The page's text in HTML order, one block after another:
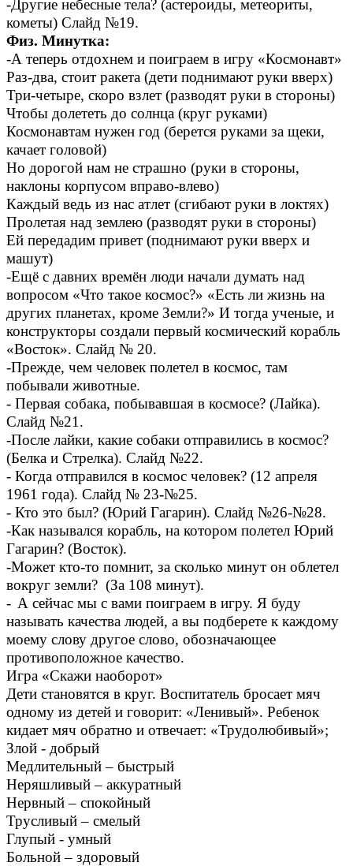
-Другие небесные тела? (астероиды, метеориты,
кометы) Слайд №19.
Физ. Минутка:
-А теперь отдохнем и поиграем в игру «Космонавт»
Раз-два, стоит ракета (дети поднимают руки вверх)
Три-четыре, скоро взлет (разводят руки в стороны)
Чтобы долететь до солнца (круг руками)
Космонавтам нужен год (берется руками за щеки,
качает головой)
Но дорогой нам не страшно (руки в стороны,
наклоны корпусом вправо-влево)
Каждый ведь из нас атлет (сгибают руки в локтях)
Пролетая над землею (разводят руки в стороны)
Ей передадим привет (поднимают руки вверх и
машут)
-Ещё с давних времён люди начали думать над
вопросом «Что такое космос?» «Есть ли жизнь на
других планетах, кроме Земли?» И тогда ученые, и
конструкторы создали первый космический корабль
«Восток». Слайд № 20.
-Прежде, чем человек полетел в космос, там
побывали животные.
- Первая собака, побывавшая в космосе? (Лайка).
Слайд №21.
-После лайки, какие собаки отправились в космос?
(Белка и Стрелка). Слайд №22.
- Когда отправился в космос человек? (12 апреля
1961 года). Слайд № 23-№25.
- Кто это был? (Юрий Гагарин). Слайд №26-№28.
-Как назывался корабль, на котором полетел Юрий
Гагарин? (Восток).
-Может кто-то помнит, за сколько минут он облетел
вокруг земли? (За 108 минут).
- А сейчас мы с вами поиграем в игру. Я буду
называть качества людей, а вы подберете к каждому
моему слову другое слово, обозначающее
противоположное качество.
Игра «Скажи наоборот»
Дети становятся в круг. Воспитатель бросает мяч
одному из детей и говорит: «Ленивый». Ребенок
кидает мяч обратно и отвечает: «Трудолюбивый»;
Злой - добрый
Медлительный – быстрый
Неряшливый – аккуратный
Нервный – спокойный
Трусливый – смелый
Глупый - умный
Больной – здоровый